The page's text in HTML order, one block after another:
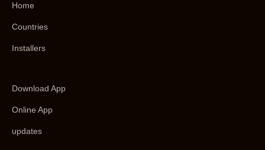
Home
Countries
Installers
Download App
Online App
updates